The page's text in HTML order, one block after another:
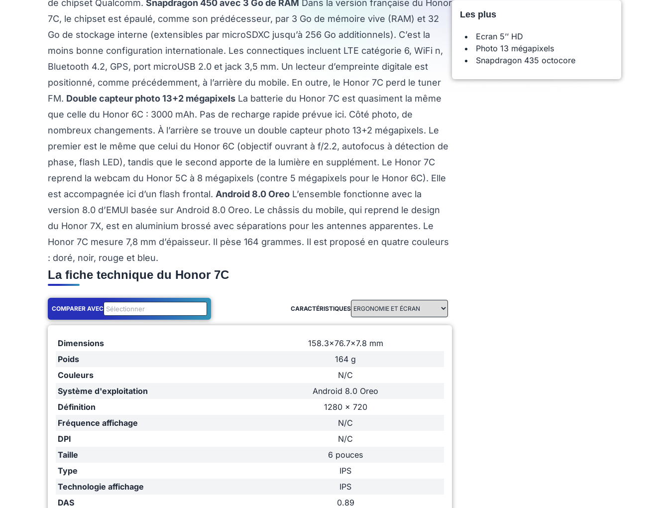
Les plus
Ecran 5’’ HD
Photo 13 mégapixels
Snapdragon 435 octocore
de chipset Qualcomm. Snapdragon 450 avec 3 Go de RAM Dans la version française du Honor
7C, le chipset est épaulé, comme son prédécesseur, par 3 Go de mémoire vive (RAM) et 32
Go de stockage interne (extensibles par microSDXC jusqu’à 256 Go additionnels). C’est la
moins bonne configuration internationale. Les connectiques incluent LTE catégorie 6, WiFi n,
Bluetooth 4.2, GPS, port microUSB 2.0 et jack 3,5 mm. Un lecteur d’empreinte digitale est
positionné, comme précédemment, à l’arrière du mobile. En outre, le Honor 7C perd le tuner
FM. Double capteur photo 13+2 mégapixels La batterie du Honor 7C est quasiment la même
que celle du Honor 6C : 3000 mAh. Pas de recharge rapide prévue ici. Côté photo, de
nombreux changements. À l’arrière se trouve un double capteur photo 13+2 mégapixels. Le
premier est le même que celui du Honor 6C (objectif ouvrant à f/2.2, autofocus à détection de
phase, flash LED), tandis que le second apporte de la lumière en supplément. Le Honor 7C
reprend la webcam du Honor 5C à 8 mégapixels (contre 5 mégapixels pour le Honor 6C). Elle
est accompagnée ici d’un flash frontal. Android 8.0 Oreo L’ensemble fonctionne avec la
version 8.0 d’EMUI basée sur Android 8.0 Oreo. Le châssis du mobile, qui reprend le design
du Honor 7X, est en aluminium brossé avec séparations pour les antennes apparentes. Le
Honor 7C mesure 7,8 mm d’épaisseur. Il pèse 164 grammes. Il est proposé en quatre couleurs
: doré, noir, rouge et bleu.
La fiche technique du Honor 7C
COMPARER AVEC CARACTÉRISTIQUES
Dimensions
158.3x76.7x7.8 mm
Poids
164 g
Couleurs
N/C
Système d'exploitation
Android 8.0 Oreo
Définition
1280 x 720
Fréquence affichage
N/C
DPI
N/C
Taille
6 pouces
Type
IPS
Technologie affichage
IPS
DAS
0.89